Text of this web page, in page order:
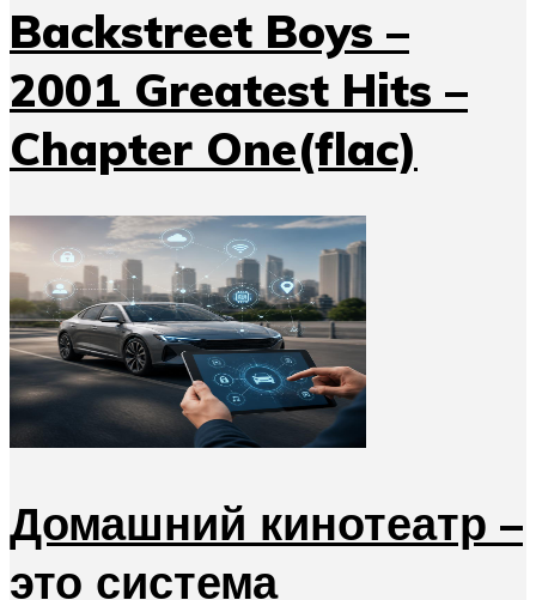
Backstreet Boys –
2001 Greatest Hits –
Chapter One(flac)
Домашний кинотеатр –
это система